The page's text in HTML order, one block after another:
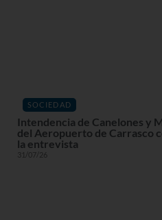
SOCIEDAD
Intendencia de Canelones y
del Aeropuerto de Carrasco
la entrevista
31/07/26